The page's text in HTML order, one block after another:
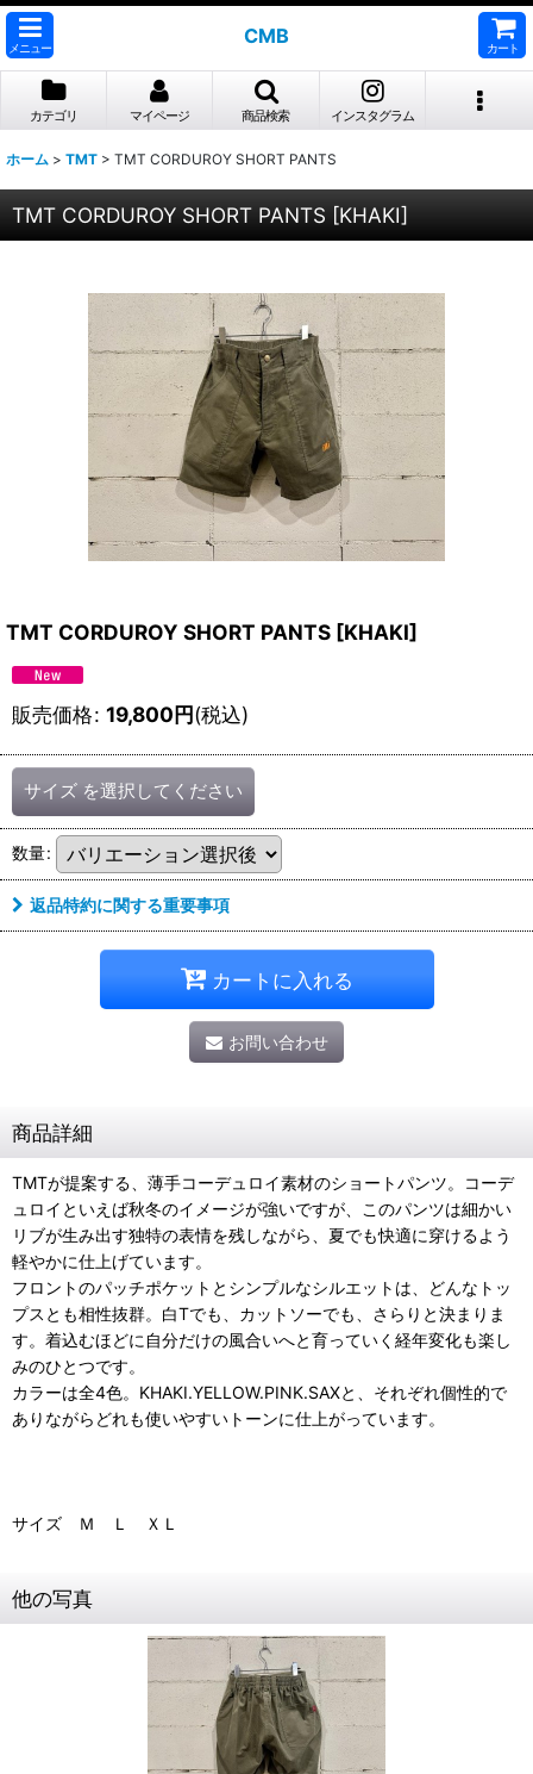
メニュー
CMB
カート
カテゴリ マイページ 商品検索 インスタグラム
ホーム > TMT > TMT CORDUROY SHORT PANTS
TMT CORDUROY SHORT PANTS [KHAKI]
TMT CORDUROY SHORT PANTS [KHAKI]
販売価格: 19,800円(税込)
サイズ を選択してください
数量:
返品特約に関する重要事項
カートに入れる
お問い合わせ
商品詳細
TMTが提案する、薄手コーデュロイ素材のショートパンツ。コーデ
ュロイといえば秋冬のイメージが強いですが、このパンツは細かい
リブが生み出す独特の表情を残しながら、夏でも快適に穿けるよう
軽やかに仕上げています。
フロントのパッチポケットとシンプルなシルエットは、どんなトッ
プスとも相性抜群。白Tでも、カットソーでも、さらりと決まりま
す。着込むほどに自分だけの風合いへと育っていく経年変化も楽し
みのひとつです。
カラーは全4色。KHAKI.YELLOW.PINK.SAXと、それぞれ個性的で
ありながらどれも使いやすいトーンに仕上がっています。
サイズ Ｍ Ｌ ＸＬ
他の写真